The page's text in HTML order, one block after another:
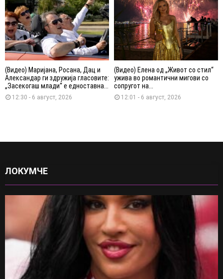
(Видео) Маријана, Росана, Дац и
Александар ги здружија гласовите:
„Засекогаш млади“ е едноставна...
12:30 - 6 август, 2026
(Видео) Елена од „Живот со стил“
ужива во романтични мигови со
сопругот на...
12:01 - 6 август, 2026
ЛОКУМЧЕ